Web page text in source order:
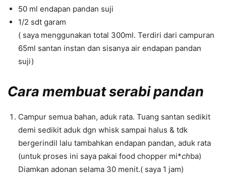
50 ml endapan pandan suji
1/2 sdt garam
( saya menggunakan total 300ml. Terdiri dari campuran
65ml santan instan dan sisanya air endapan pandan
suji)
Cara membuat serabi pandan
Campur semua bahan, aduk rata. Tuang santan sedikit
demi sedikit aduk dgn whisk sampai halus & tdk
bergerindil lalu tambahkan endapan pandan, aduk rata
(untuk proses ini saya pakai food chopper mi*chba)
Diamkan adonan selama 30 menit.( saya 1 jam)